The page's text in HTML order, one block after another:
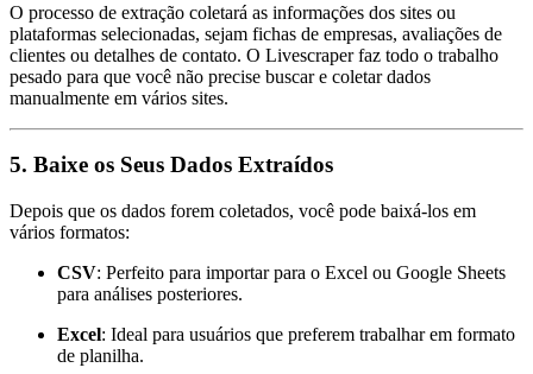
O processo de extração coletará as informações dos sites ou
plataformas selecionadas, sejam fichas de empresas, avaliações de
clientes ou detalhes de contato. O Livescraper faz todo o trabalho
pesado para que você não precise buscar e coletar dados
manualmente em vários sites.
5. Baixe os Seus Dados Extraídos
Depois que os dados forem coletados, você pode baixá-los em
vários formatos:
CSV: Perfeito para importar para o Excel ou Google Sheets
para análises posteriores.
Excel: Ideal para usuários que preferem trabalhar em formato
de planilha.